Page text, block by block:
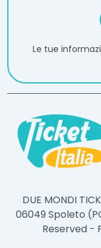
Le tue
DUE MONDI
06049 Spoleto
Reserved -